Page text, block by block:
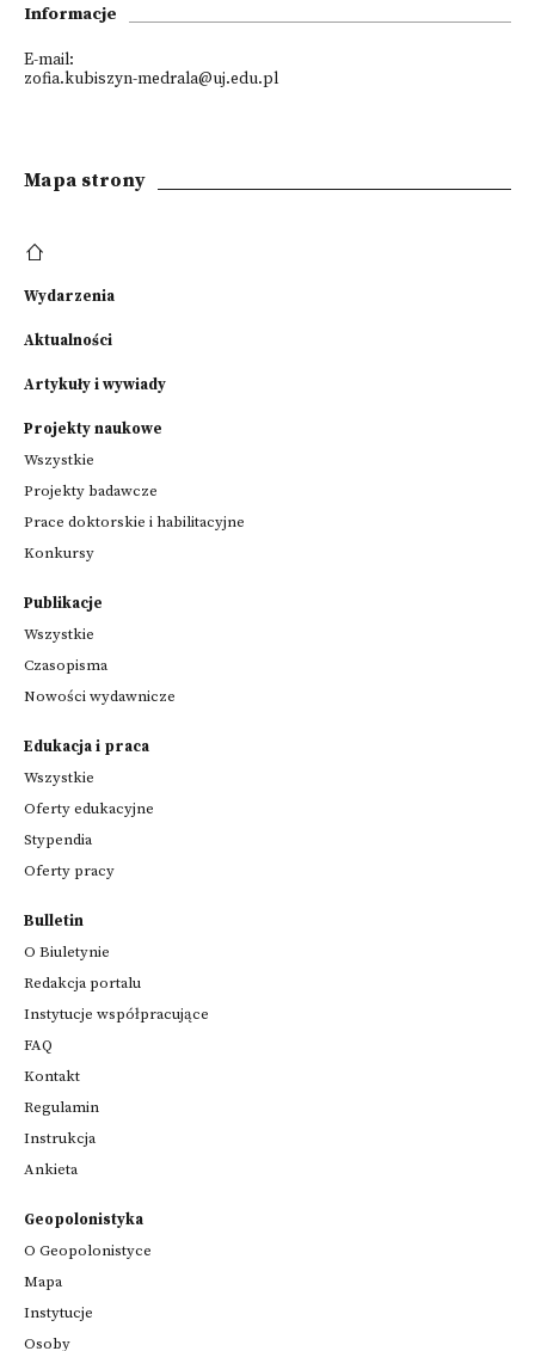
Informacje
E-mail:
zofia.kubiszyn-medrala@uj.edu.pl
Mapa strony
Wydarzenia
Aktualności
Artykuły i wywiady
Projekty naukowe
Wszystkie
Projekty badawcze
Prace doktorskie i habilitacyjne
Konkursy
Publikacje
Wszystkie
Czasopisma
Nowości wydawnicze
Edukacja i praca
Wszystkie
Oferty edukacyjne
Stypendia
Oferty pracy
Bulletin
O Biuletynie
Redakcja portalu
Instytucje współpracujące
FAQ
Kontakt
Regulamin
Instrukcja
Ankieta
Geopolonistyka
O Geopolonistyce
Mapa
Instytucje
Osoby